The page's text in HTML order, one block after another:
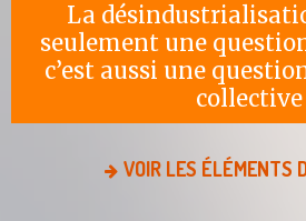
La
seulement une
c’est aussi une
collective
VOIR LES ÉLÉMENTS